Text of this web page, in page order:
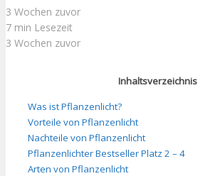
3 Wochen zuvor
7 min Lesezeit
3 Wochen zuvor
Inhaltsverzeichnis
Was ist Pflanzenlicht?
Vorteile von Pflanzenlicht
Nachteile von Pflanzenlicht
Pflanzenlichter Bestseller Platz 2 – 4
Arten von Pflanzenlicht